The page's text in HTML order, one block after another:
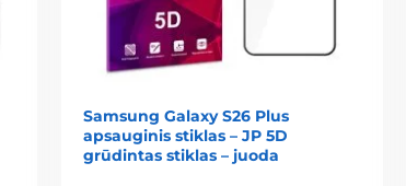
Samsung Galaxy S26 Plus
apsauginis stiklas – JP 5D
grūdintas stiklas – juoda